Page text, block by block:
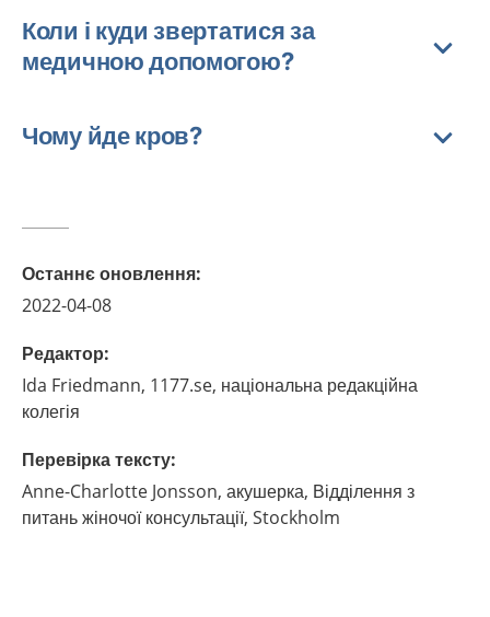
Коли і куди звертатися за
медичною допомогою?
Чому йде кров?
Останнє оновлення:
2022-04-08
Редактор:
Ida Friedmann, 1177.se, національна редакційна
колегія
Перевірка тексту:
Anne-Charlotte Jonsson, акушерка, Відділення з
питань жіночої консультації, Stockholm